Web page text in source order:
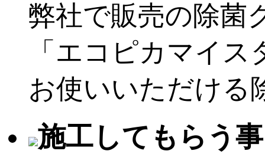
弊社で販売の除菌
「エコピカマイ
お使いいただける
施工してもらう